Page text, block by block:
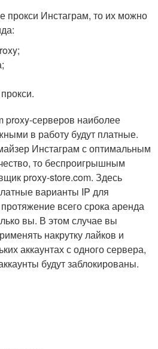
прокси Инстаграм, то их можно
proxy-серверов наиболее
в работу будут платные.
Инстаграм с оптимальным
то беспроигрышным
proxy-store.com. Здесь
варианты IP для
всего срока аренда
вы. В этом случае вы
накрутку лайков и
аккаунтах с одного сервера,
будут заблокированы.